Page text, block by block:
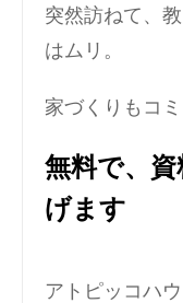
突然訪ねて、
はムリ。
家づくりもコ
無料で、
げます
アトピッコハ